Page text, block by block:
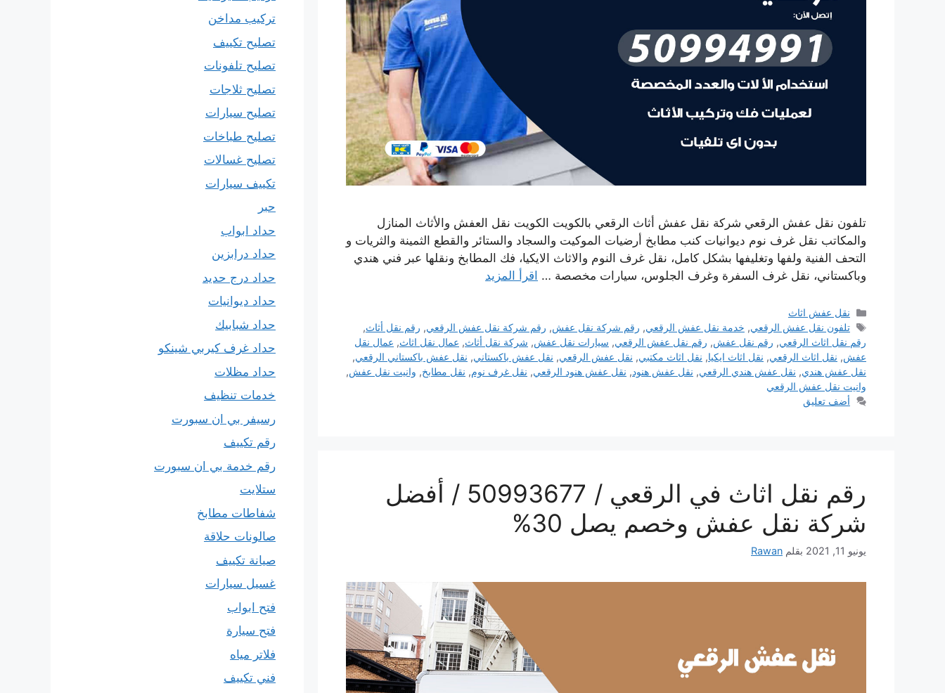
تلفون نقل عفش الرقعي شركة نقل عفش أثاث الرقعي بالكويت الكويت نقل العفش والأثاث المنازل
والمكاتب نقل غرف نوم ديوانيات كنب مطابخ أرضيات الموكيت والسجاد والستائر والقطع الثمينة والثريات و
التحف الفنية ولفها وتغليفها بشكل كامل، نقل غرف النوم والاثاث الايكيا، فك المطابخ ونقلها عبر فني هندي
وباكستاني، نقل غرف السفرة وغرف الجلوس، سيارات مخصصة … اقرأ المزيد
التصنيفات
نقل عفش اثاث
الوسوم
تلفون نقل عفش الرقعي, خدمة نقل عفش الرقعي, رقم شركة نقل عفش, رقم شركة نقل عفش الرقعي, رقم نقل أثاث,
رقم نقل اثاث الرقعي, رقم نقل عفش, رقم نقل عفش الرقعي, سيارات نقل عفش, شركة نقل أثاث, عمال نقل اثاث, عمال نقل
عفش, نقل اثاث الرقعي, نقل اثاث ايكيا, نقل اثاث مكتبي, نقل عفش الرقعي, نقل عفش باكستاني, نقل عفش باكستاني الرقعي,
نقل عفش هندي, نقل عفش هندي الرقعي, نقل عفش هنود, نقل عفش هنود الرقعي, نقل غرف نوم, نقل مطابخ, وانيت نقل عفش,
وانيت نقل عفش الرقعي
أضف تعليق
رقم نقل اثاث في الرقعي / 50993677 / أفضل
شركة نقل عفش وخصم يصل 30%
يونيو 11, 2021 بقلم Rawan
تركيب مداخن
تصليح تكييف
تصليح تلفونات
تصليح ثلاجات
تصليح سيارات
تصليح طباخات
تصليح غسالات
تكييف سيارات
حبر
حداد ابواب
حداد درابزين
حداد درج حديد
حداد ديوانيات
حداد شبابيك
حداد غرف كيربي شينكو
حداد مظلات
خدمات تنظيف
رسيفر بي ان سبورت
رقم تكييف
رقم خدمة بي ان سبورت
ستلايت
شفاطات مطابخ
صالونات حلاقة
صيانة تكييف
غسيل سيارات
فتح ابواب
فتح سيارة
فلاتر مياه
فني تكييف